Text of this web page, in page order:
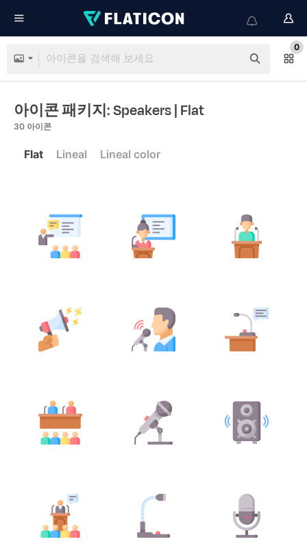
0
아이콘 패키지: Speakers| Flat
30 아이콘
Flat Lineal Lineal color